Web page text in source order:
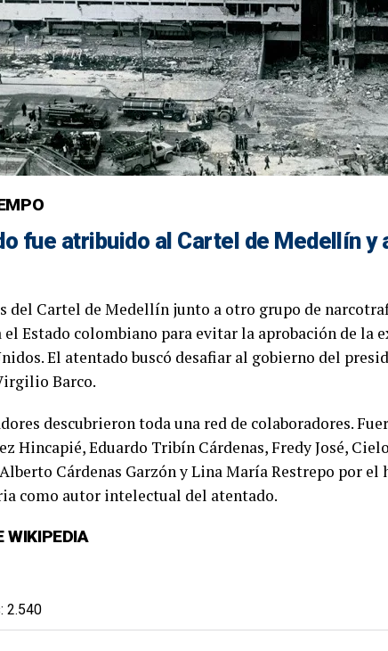
fue atribuido al Cartel de Medellíny
del Cartel de Medellín junto a otro grupo de
el Estado colombiano para evitar la aprobación de la
. El atentado buscó desafiar al gobierno del
Barco.
descubrieron toda una red de colaboradores.
Hincapié, Eduardo Tribín Cárdenas, Fredy José,
Cárdenas Garzón y Lina María Restrepo por el
como autor intelectual del atentado.
WIKIPEDIA
2.540